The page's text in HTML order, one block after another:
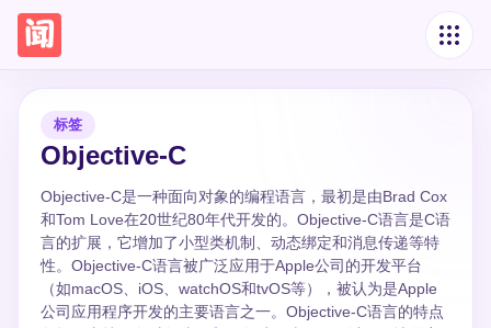
标签
Objective-C
Objective-C是一种面向对象的编程语言，最初是由Brad Cox
和Tom Love在20世纪80年代开发的。Objective-C语言是C语
言的扩展，它增加了小型类机制、动态绑定和消息传递等特
性。Objective-C语言被广泛应用于Apple公司的开发平台
（如macOS、iOS、watchOS和tvOS等），被认为是Apple
公司应用程序开发的主要语言之一。Objective-C语言的特点